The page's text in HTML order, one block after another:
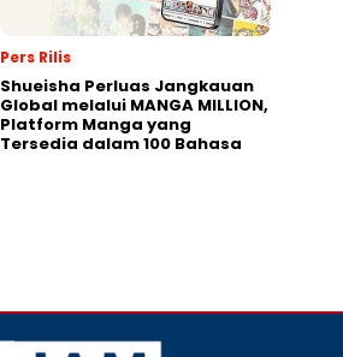
Pers Rilis
Shueisha Perluas Jangkauan
Global melalui MANGA MILLION,
Platform Manga yang
Tersedia dalam 100 Bahasa